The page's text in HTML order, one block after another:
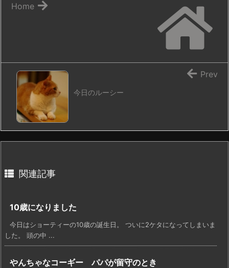
Home
今日のルーシー
Prev
関連記事
10歳になりました
今日はショーティーの10歳の誕生日。 ついに2ケタになってしまいま
した。 頭の中 ...
やんちゃなコーギー パパが留守のとき